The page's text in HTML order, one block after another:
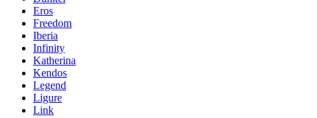
Eros
Freedom
Iberia
Infinity
Katherina
Kendos
Legend
Ligure
Link